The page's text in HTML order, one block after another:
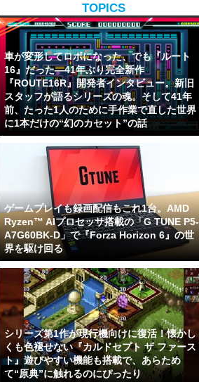
TOPICS
車が変形してロボになった、でも『ルート
16』だった―41年ぶり完全新作
『ROUTE16R』開発者インタビュー。新旧
スタッフが語るシリーズの魂。そして41年
前、たった1人のために手作業で直した世界
に1本だけの“幻のカセット”の話
ゲームプレイも録画配信もこれ1台。AMD
Ryzen™ AIプロセッサ搭載の「G TUNE P5-
A7G60BK-D」で『Forza Horizon 6』の世
界を駆け回る
シリーズ第1作が現行機向けに復活！懐かし
くも色褪せない『カルドセプト ザ ファース
ト』遊びやすい機能も搭載で、あらため
て“原典”に触れるのにぴったり